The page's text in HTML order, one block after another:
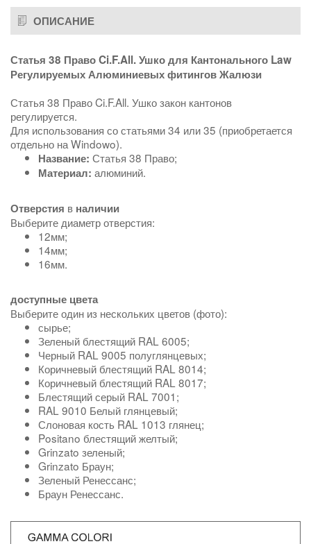
ОПИСАНИЕ
Статья 38 Право Ci.F.All. Ушко для Кантонального Law
Регулируемых Алюминиевых фитингов Жалюзи
Статья 38 Право Ci.F.All. Ушко закон кантонов
регулируется.
Для использования со статьями 34 или 35 (приобретается
отдельно на Windowo).
Название: Статья 38 Право;
Материал: алюминий.
Отверстия в наличии
Выберите диаметр отверстия:
12мм;
14мм;
16мм.
доступные цвета
Выберите один из нескольких цветов (фото):
сырье;
Зеленый блестящий RAL 6005;
Черный RAL 9005 полуглянцевых;
Коричневый блестящий RAL 8014;
Коричневый блестящий RAL 8017;
Блестящий серый RAL 7001;
RAL 9010 Белый глянцевый;
Слоновая кость RAL 1013 глянец;
Positano блестящий желтый;
Grinzato зеленый;
Grinzato Браун;
Зеленый Ренессанс;
Браун Ренессанс.